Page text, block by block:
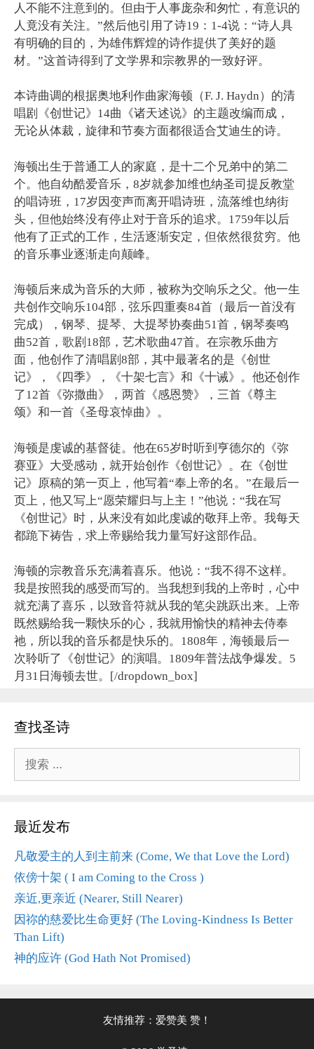
人不能不注意到的。但由于人事庞杂和匆忙，有意识的
人竟没有关注。”然后他引用了诗19：1-4说：“诗人具
有明确的目的，为雄伟辉煌的诗作提供了美好的题
材。”这首诗得到了文学界和宗教界的一致好评。
本诗曲调的根据奥地利作曲家海顿（F. J. Haydn）的清
唱剧《创世记》14曲《诸天述说》的主题改编而成，
无论从体裁，旋律和节奏方面都很适合艾迪生的诗。
海顿出生于普通工人的家庭，是十二个兄弟中的第二
个。他自幼酷爱音乐，8岁就参加维也纳圣司提反教堂
的唱诗班，17岁因变声而离开唱诗班，流落维也纳街
头，但他始终没有停止对于音乐的追求。1759年以后
他有了正式的工作，生活逐渐安定，但依然很贫穷。他
的音乐事业逐渐走向颠峰。
海顿后来成为音乐的大师，被称为交响乐之父。他一生
共创作交响乐104部，弦乐四重奏84首（最后一首没有
完成），钢琴、提琴、大提琴协奏曲51首，钢琴奏鸣
曲52首，歌剧18部，艺术歌曲47首。在宗教乐曲方
面，他创作了清唱剧8部，其中最著名的是《创世
记》，《四季》，《十架七言》和《十诫》。他还创作
了12首《弥撒曲》，两首《感恩赞》，三首《尊主
颂》和一首《圣母哀悼曲》。
海顿是虔诚的基督徒。他在65岁时听到亨德尔的《弥
赛亚》大受感动，就开始创作《创世记》。在《创世
记》原稿的第一页上，他写着“奉上帝的名。”在最后一
页上，他又写上“愿荣耀归与上主！”他说：“我在写
《创世记》时，从来没有如此虔诚的敬拜上帝。我每天
都跪下祷告，求上帝赐给我力量写好这部作品。
海顿的宗教音乐充满着喜乐。他说：“我不得不这样。
我是按照我的感受而写的。当我想到我的上帝时，心中
就充满了喜乐，以致音符就从我的笔尖跳跃出来。上帝
既然赐给我一颗快乐的心，我就用愉快的精神去侍奉
祂，所以我的音乐都是快乐的。1808年，海顿最后一
次聆听了《创世记》的演唱。1809年普法战争爆发。5
月31日海顿去世。[/dropdown_box]
查找圣诗
索：
最近发布
凡敬爱主的人到主前来 (Come, We that Love the Lord)
依傍十架 ( I am Coming to the Cross )
亲近,更亲近 (Nearer, Still Nearer)
因祢的慈爱比生命更好 (The Loving-Kindness Is Better
Than Lift)
神的应许 (God Hath Not Promised)
友情推荐： 爱赞美 赞！